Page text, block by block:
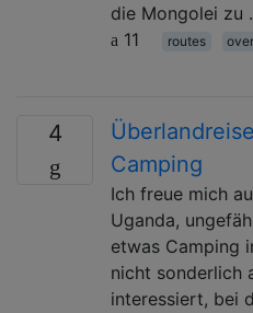
die Mongolei zu
11
routes
4
Camping
Ich freue mich
Uganda,
etwas Camping
nicht sonderlich
interessiert, bei